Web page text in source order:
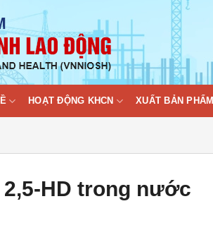
HOẠT ĐỘNG KHCN XUẤT BẢN PHẨM
HD trong nước